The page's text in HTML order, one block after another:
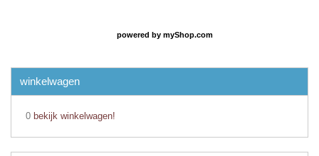
powered by myShop.com
winkelwagen
0 bekijk winkelwagen!